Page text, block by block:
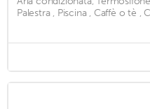
Palestra , Piscina , Caffè o tè ,